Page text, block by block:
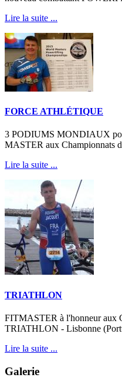
Lire la suite ...
FORCE ATHLÉTIQUE
3 PODIUMS MONDIAUX
MASTER aux Championnats
Lire la suite ...
TRIATHLON
FITMASTER à l'honneur
TRIATHLON - Lisbonne
Lire la suite ...
Galerie